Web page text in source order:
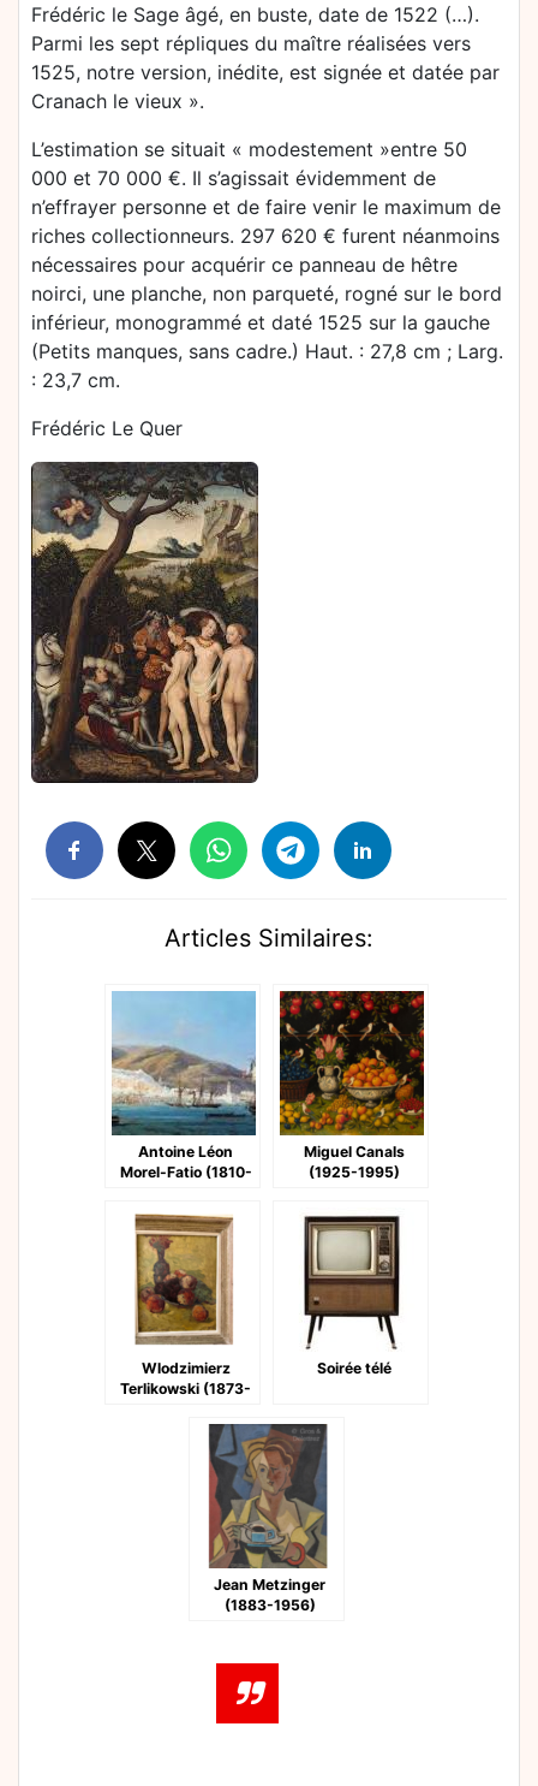
Frédéric le Sage âgé, en buste, date de 1522 (…).
Parmi les sept répliques du maître réalisées vers
1525, notre version, inédite, est signée et datée par
Cranach le vieux ».
L’estimation se situait « modestement »entre 50
000 et 70 000 €. Il s’agissait évidemment de
n’effrayer personne et de faire venir le maximum de
riches collectionneurs. 297 620 € furent néanmoins
nécessaires pour acquérir ce panneau de hêtre
noirci, une planche, non parqueté, rogné sur le bord
inférieur, monogrammé et daté 1525 sur la gauche
(Petits manques, sans cadre.) Haut. : 27,8 cm ; Larg.
: 23,7 cm.
Frédéric Le Quer
Articles Similaires:
Antoine Léon
Morel-Fatio (1810-
Miguel Canals
(1925-1995)
Wlodzimierz
Terlikowski (1873-
Soirée télé
Jean Metzinger
(1883-1956)